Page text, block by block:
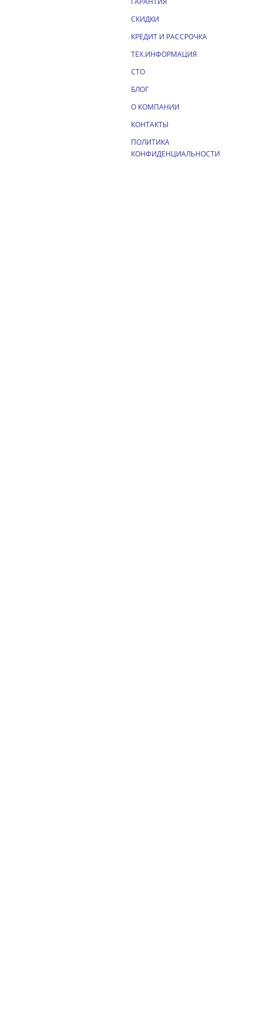
СКИДКИ
КРЕДИТ И РАССРОЧКА
ТЕХ.ИНФОРМАЦИЯ
СТО
БЛОГ
О КОМПАНИИ
КОНТАКТЫ
ПОЛИТИКА
КОНФИДЕНЦИАЛЬНОСТИ